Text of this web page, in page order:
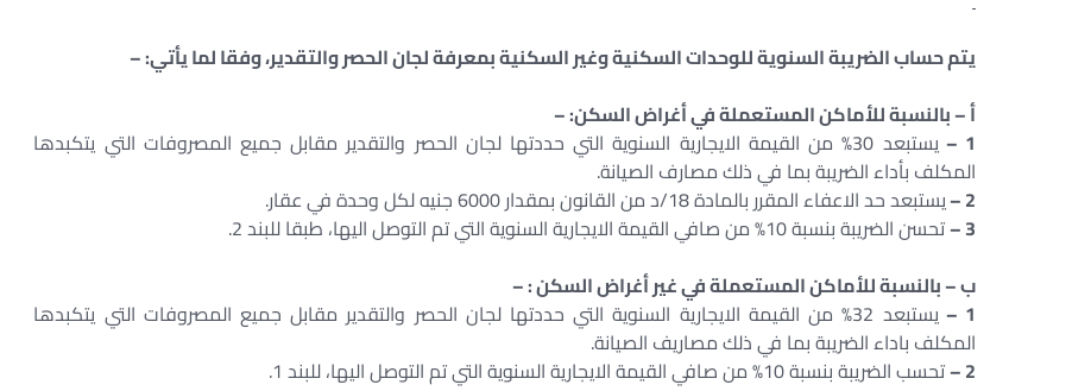
يتم حساب الضريبة السنوية للوحدات السكنية وغير السكنية بمعرفة لجان الحصر والتقدير، وفقا لما يأتي: –
أ – بالنسبة للأماكن المستعملة في أغراض السكن: –
1 –
يستبعد 30% من القيمة الايجارية السنوية التي حددتها لجان الحصر والتقدير مقابل جميع المصروفات التي يتكبدها
المكلف بأداء الضريبة بما في ذلك مصارف الصيانة.
2 – يستبعد حد الاعفاء المقرر بالمادة 18/د من القانون بمقدار 6000 جنيه لكل وحدة في عقار.
3 – تحسن الضريبة بنسبة 10% من صافي القيمة الايجارية السنوية التي تم التوصل اليها، طبقا للبند 2.
ب – بالنسبة للأماكن المستعملة في غير أغراض السكن : –
1 –
يستبعد 32% من القيمة الايجارية السنوية التي حددتها لجان الحصر والتقدير مقابل جميع المصروفات التي يتكبدها
المكلف باداء الضريبة بما في ذلك مصاريف الصيانة.
2 – تحسب الضريبة بنسبة 10% من صافي القيمة الايجارية السنوية التي تم التوصل اليها، للبند 1.